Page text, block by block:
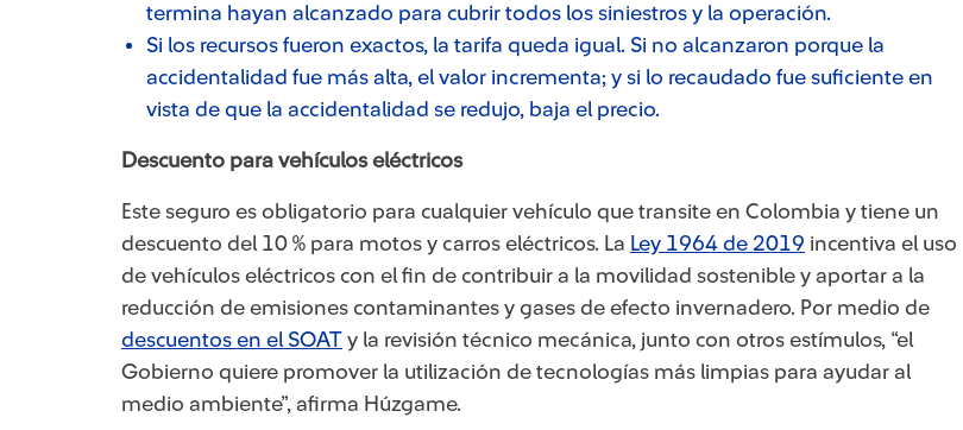
termina hayan alcanzado para cubrir todos los siniestros y la operación.
Si los recursos fueron exactos, la tarifa queda igual. Si no alcanzaron porque la
accidentalidad fue más alta, el valor incrementa; y si lo recaudado fue suficiente en
vista de que la accidentalidad se redujo, baja el precio.
Descuento para vehículos eléctricos
Este seguro es obligatorio para cualquier vehículo que transite en Colombia y tiene un
descuento del 10 % para motos y carros eléctricos. La Ley 1964 de 2019 incentiva el uso
de vehículos eléctricos con el fin de contribuir a la movilidad sostenible y aportar a la
reducción de emisiones contaminantes y gases de efecto invernadero. Por medio de
descuentos en el SOAT y la revisión técnico mecánica, junto con otros estímulos, “el
Gobierno quiere promover la utilización de tecnologías más limpias para ayudar al
medio ambiente”, afirma Húzgame.